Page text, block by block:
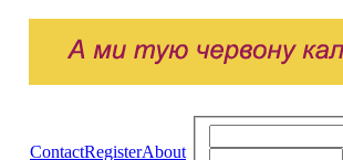
ContactRegisterAbout